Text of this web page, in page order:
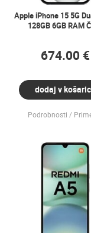
Apple iPhone 15 5G
128GB 6GB RAM
674.00 €
dodaj v
Podrobnosti